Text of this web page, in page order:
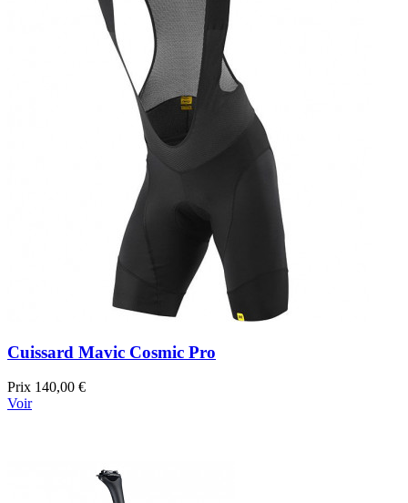
Cuissard Mavic Cosmic Pro
Prix 140,00 €
Voir